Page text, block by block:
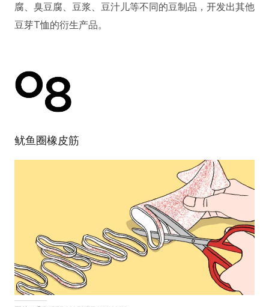
腐、臭豆腐、豆浆、豆汁儿等不同的豆制品，开发出其他
豆芽T恤的衍生产品。
鱿鱼圈橡皮筋